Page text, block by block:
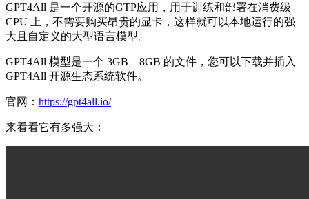
GPT4All 是一个开源的GTP应用，用于训练和部署在消费级
CPU 上，不需要购买昂贵的显卡，这样就可以本地运行的强
大且自定义的大型语言模型。
GPT4All 模型是一个 3GB – 8GB 的文件，您可以下载并插入
GPT4All 开源生态系统软件。
官网： https://gpt4all.io/
来看看它有多强大：